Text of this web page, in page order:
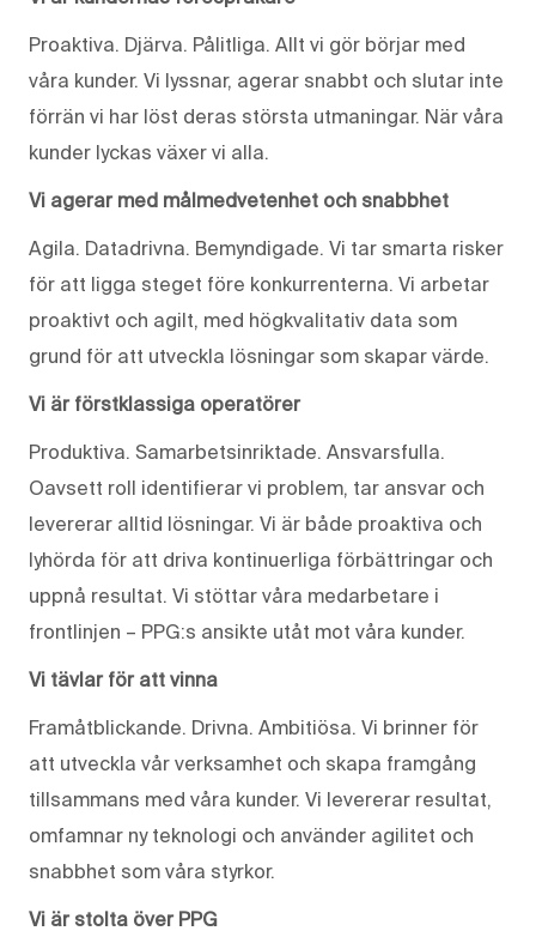
Proaktiva. Djärva. Pålitliga. Allt vi gör börjar med
våra kunder. Vi lyssnar, agerar snabbt och slutar inte
förrän vi har löst deras största utmaningar. När våra
kunder lyckas växer vi alla.
Vi agerar med målmedvetenhet och snabbhet
Agila. Datadrivna. Bemyndigade. Vi tar smarta risker
för att ligga steget före konkurrenterna. Vi arbetar
proaktivt och agilt, med högkvalitativ data som
grund för att utveckla lösningar som skapar värde.
Vi är förstklassiga operatörer
Produktiva. Samarbetsinriktade. Ansvarsfulla.
Oavsett roll identifierar vi problem, tar ansvar och
levererar alltid lösningar. Vi är både proaktiva och
lyhörda för att driva kontinuerliga förbättringar och
uppnå resultat. Vi stöttar våra medarbetare i
frontlinjen – PPG:s ansikte utåt mot våra kunder.
Vi tävlar för att vinna
Framåtblickande. Drivna. Ambitiösa. Vi brinner för
att utveckla vår verksamhet och skapa framgång
tillsammans med våra kunder. Vi levererar resultat,
omfamnar ny teknologi och använder agilitet och
snabbhet som våra styrkor.
Vi är stolta över PPG